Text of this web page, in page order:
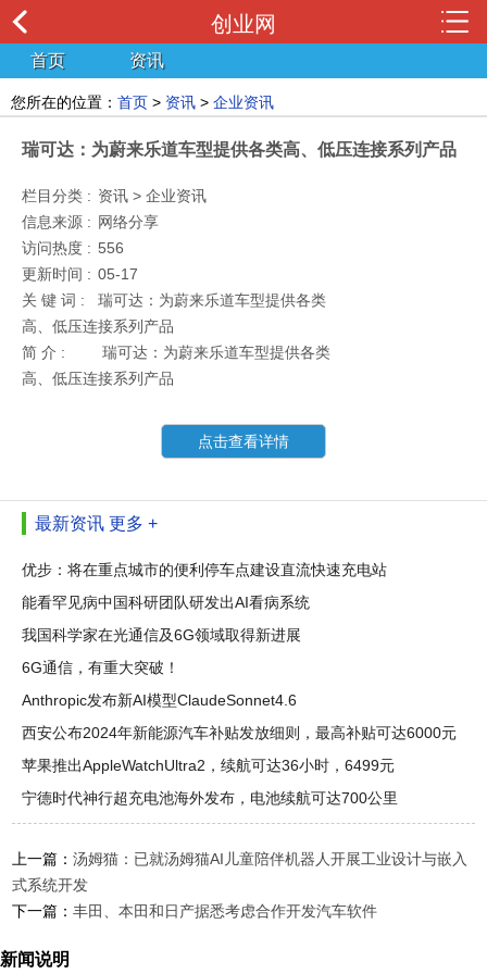
创业网
首页 资讯
您所在的位置： 首页 > 资讯 > 企业资讯
瑞可达：为蔚来乐道车型提供各类高、低压连接系列产品
栏目分类 : 资讯 > 企业资讯
信息来源 : 网络分享
访问热度 : 556
更新时间 : 05-17
关 键 词 :
瑞可达：为蔚来乐道车型提供各类
高、低压连接系列产品
简 介 :
瑞可达：为蔚来乐道车型提供各类
高、低压连接系列产品
点击查看详情
最新资讯 更多 +
优步：将在重点城市的便利停车点建设直流快速充电站
能看罕见病中国科研团队研发出AI看病系统
我国科学家在光通信及6G领域取得新进展
6G通信，有重大突破！
Anthropic发布新AI模型ClaudeSonnet4.6
西安公布2024年新能源汽车补贴发放细则，最高补贴可达6000元
苹果推出AppleWatchUltra2，续航可达36小时，6499元
宁德时代神行超充电池海外发布，电池续航可达700公里
上一篇：汤姆猫：已就汤姆猫AI儿童陪伴机器人开展工业设计与嵌入
式系统开发
下一篇：丰田、本田和日产据悉考虑合作开发汽车软件
新闻说明